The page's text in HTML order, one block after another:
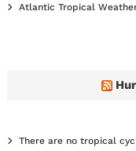
Atlantic Tropical
There are no tropical